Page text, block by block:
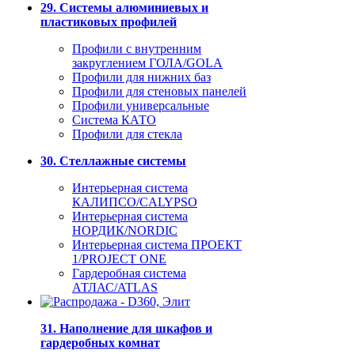
29. Системы алюминиевых и
пластиковых профилей
Профили с внутренним
закруглением ГОЛА/GOLA
Профили для нижних баз
Профили для стеновых панелей
Профили универсальные
Система КАТО
Профили для стекла
30. Стеллажные системы
Интерьерная система
КАЛИПСО/CALYPSO
Интерьерная система
НОРДИК/NORDIC
Интерьерная система ПРОЕКТ
1/PROJECT ONE
Гардеробная система
АТЛАС/ATLAS
31. Наполнение для шкафов и
гардеробных комнат